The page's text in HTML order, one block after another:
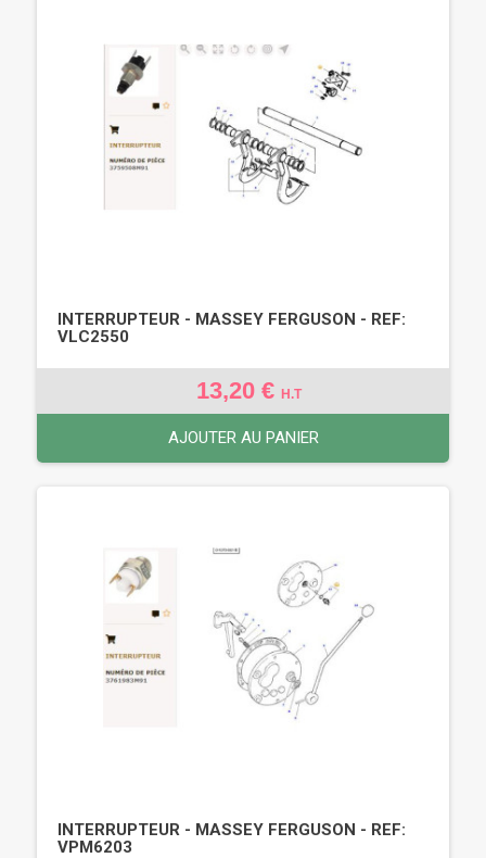
INTERRUPTEUR - MASSEY FERGUSON - REF:
VLC2550
13,20 € H.T
AJOUTER AU PANIER
INTERRUPTEUR - MASSEY FERGUSON - REF:
VPM6203